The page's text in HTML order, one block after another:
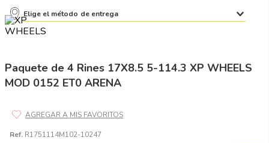
Elige el método de entrega
Paquete de 4 Rines 17X8.5 5-114.3 XP WHEELS
MOD 0152 ET0 ARENA
Ref. R1751114M102-10247
Términos más buscados